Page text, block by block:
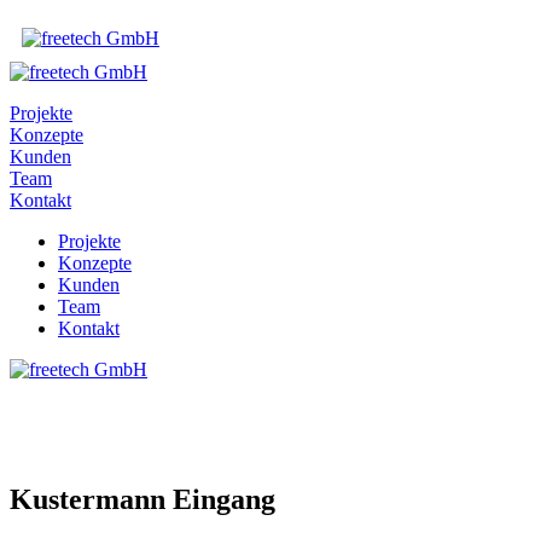
Projekte
Konzepte
Kunden
Team
Kontakt
Projekte
Konzepte
Kunden
Team
Kontakt
Kustermann Eingang